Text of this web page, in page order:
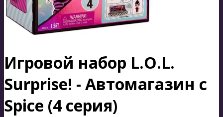
Игровой набор L.O.L.
Surprise! - Автомагазин с
Spice (4 серия)